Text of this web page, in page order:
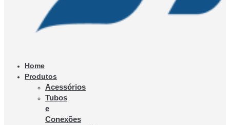
Home
Produtos
Acessórios
Tubos
e
Conexões